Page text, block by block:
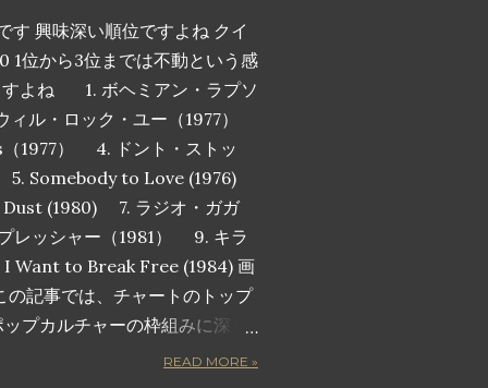
す 興味深い順位ですよね クイ
1位から3位までは不動という感
すよね 1. ボヘミアン・ラプソ
ル・ロック・ユー（1977）
1977） 4. ドント・ストッ
5. Somebody to Love (1976)
(1980) 7. ラジオ・ガガ
レッシャー（1981） 9. キラ
Want to Break Free (1984) 画
の記事では、チャートのトップ
プカルチャーの枠組みに深く
気曲トップ 10 を詳しく紹介し
READ MORE »